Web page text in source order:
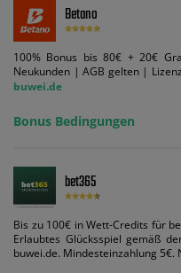
Betano
100% Bonus bis 80€ + 20€
Neukunden | AGB gelten |
buwei.de
Bonus Bedingungen
bet365
Bis zu 100€ in Wett-Credits für
Erlaubtes Glücksspiel gemäß
buwei.de. Mindesteinzahlung 5€.